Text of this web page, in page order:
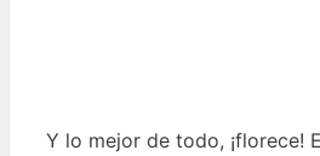
Y lo mejor de todo, ¡florece!